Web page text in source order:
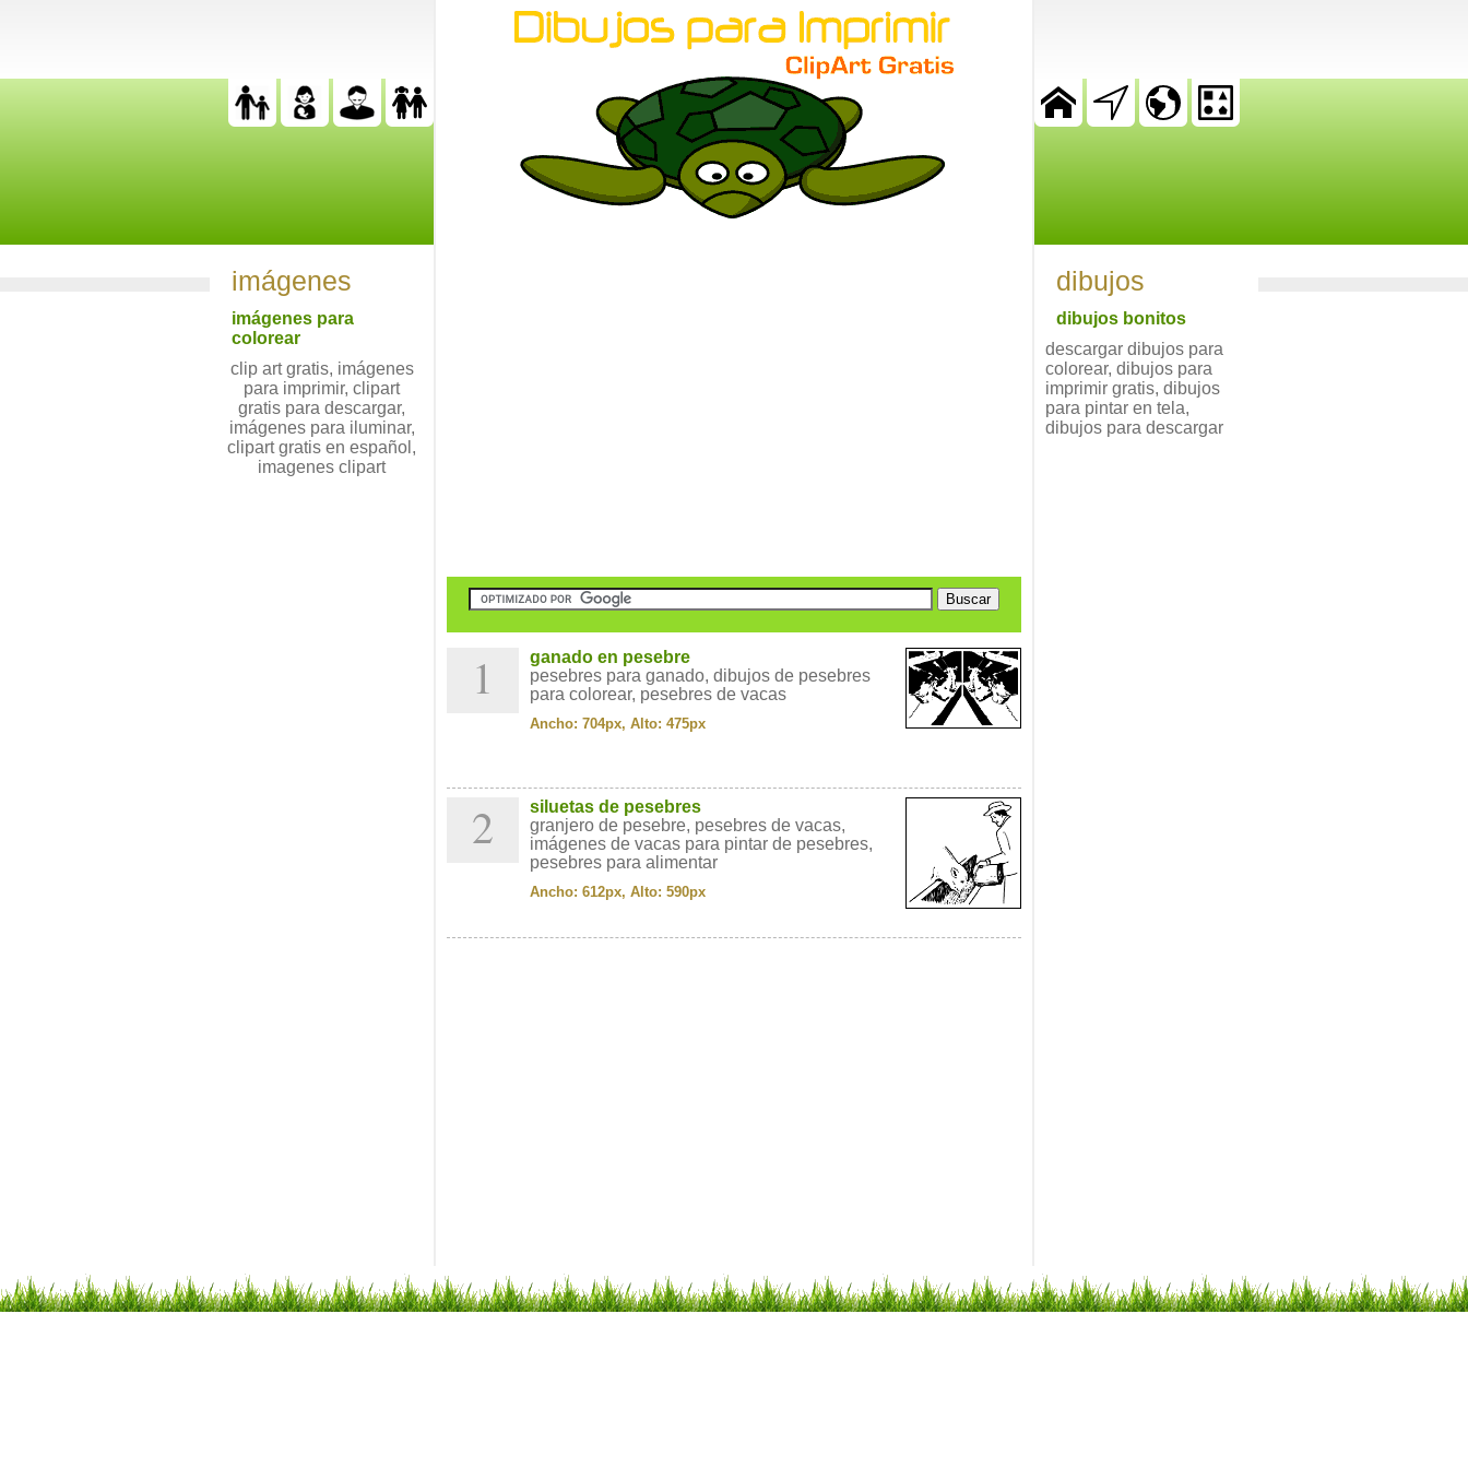
1
ganado en pesebre
pesebres para ganado, dibujos de pesebres
para colorear, pesebres de vacas
Ancho: 704px, Alto: 475px
2
siluetas de pesebres
granjero de pesebre, pesebres de vacas,
imágenes de vacas para pintar de pesebres,
pesebres para alimentar
Ancho: 612px, Alto: 590px
imágenes
imágenes para
colorear
clip art gratis, imágenes
para imprimir, clipart
gratis para descargar,
imágenes para iluminar,
clipart gratis en español,
imagenes clipart
dibujos
dibujos bonitos
descargar dibujos para
colorear, dibujos para
imprimir gratis, dibujos
para pintar en tela,
dibujos para descargar